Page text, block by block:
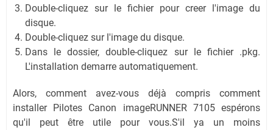
Double-cliquez sur le fichier pour creer l'image du
disque.
Double-cliquez sur l'image du disque.
Dans le dossier, double-cliquez sur le fichier .pkg.
L'installation demarre automatiquement.
Alors, comment avez-vous déjà compris comment
installer Pilotes Canon imageRUNNER 7105 espérons
qu'il peut être utile pour vous.S'il ya un moins